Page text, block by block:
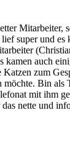
Mitarbeiter,
super und es
kamen auch
Katzen zum
möchte. Bin als
mit ihm
nette und